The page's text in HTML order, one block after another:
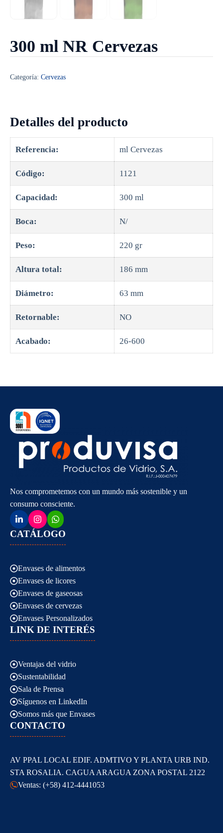
300 ml NR Cervezas
Categoría: Cervezas
Detalles del producto
Referencia: ml Cervezas
Código: 1121
Capacidad: 300 ml
Boca: N/
Peso: 220 gr
Altura total: 186 mm
Diámetro: 63 mm
Retornable: NO
Acabado: 26-600
Nos comprometemos con un mundo más sostenible y un
consumo consciente.
CATÁLOGO
Envases de alimentos
Envases de licores
Envases de gaseosas
Envases de cervezas
Envases Personalizados
LINK DE INTERÉS
Ventajas del vidrio
Sustentabilidad
Sala de Prensa
Síguenos en LinkedIn
Somos más que Envases
CONTACTO
AV PPAL LOCAL EDIF. ADMTIVO Y PLANTA URB IND.
STA ROSALIA. CAGUA ARAGUA ZONA POSTAL 2122
Ventas: (+58) 412-4441053